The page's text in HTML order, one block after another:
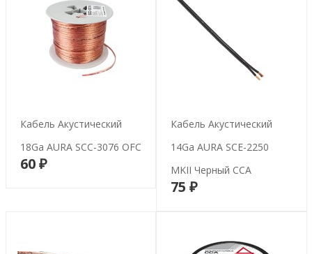
Кабель Акустический
18Ga AURA SCC-3076 OFC
60 ₽
Кабель Акустический
14Ga AURA SCE-2250
MKII Черный CCA
75 ₽